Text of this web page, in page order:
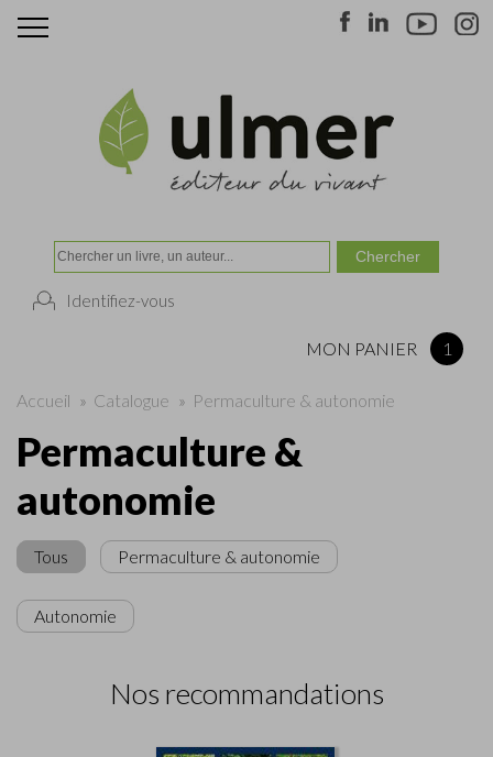
Identifiez-vous
MON PANIER 1
Accueil » Catalogue » Permaculture & autonomie
Permaculture &
autonomie
Tous Permaculture & autonomie
Autonomie
Nos recommandations